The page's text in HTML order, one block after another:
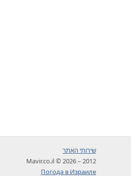
שירותי האתר
2012 – 2026 © Mavir.co.il
Погода в Израиле